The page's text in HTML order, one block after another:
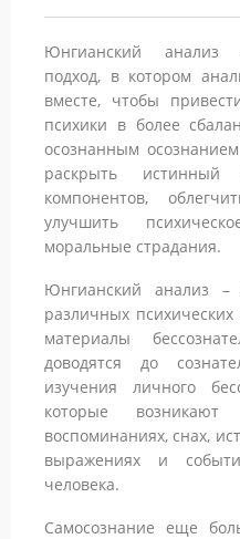
Юнгианский анализ
подход, в котором
вместе, чтобы
психики в более
осознанным
раскрыть истинный
компонентов,
улучшить
моральные страдания.
Юнгианский анализ –
различных
материалы
доводятся до
изучения личного
которые
воспоминаниях, снах,
выражениях и
человека.
Самосознание еще